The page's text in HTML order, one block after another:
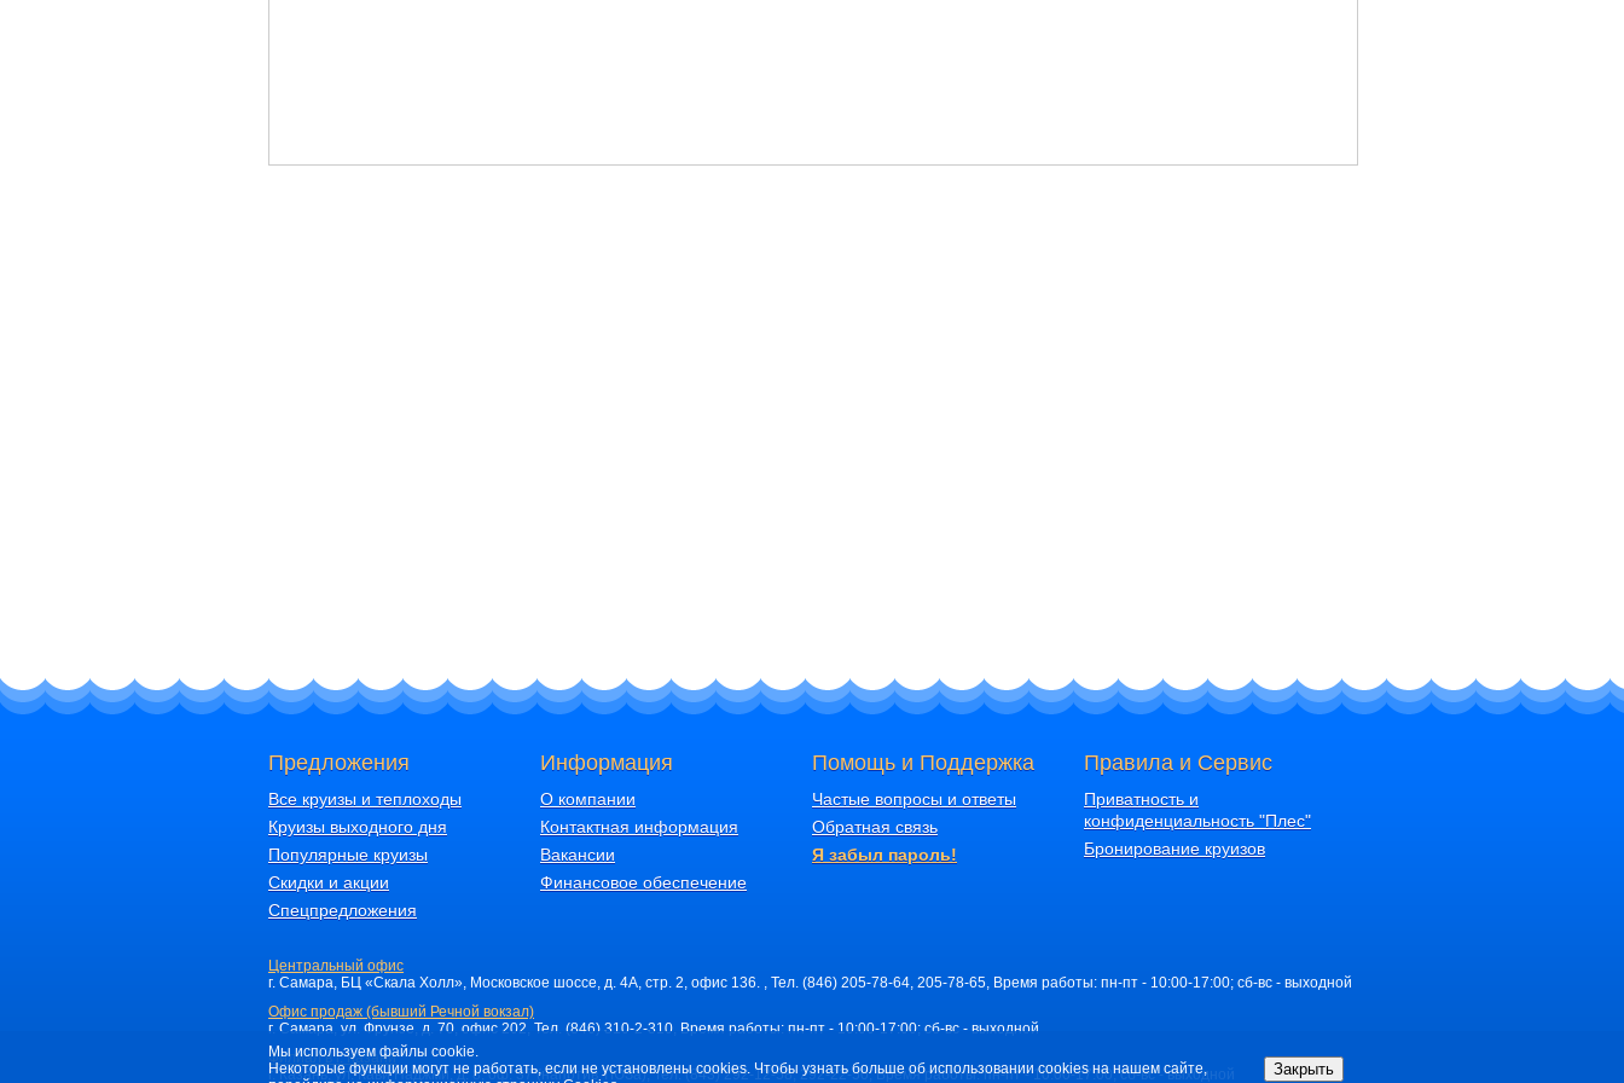
Предложения
Все круизы и теплоходы
Круизы выходного дня
Популярные круизы
Скидки и акции
Спецпредложения
Информация
О компании
Контактная информация
Вакансии
Финансовое обеспечение
Помощь и Поддержка
Частые вопросы и ответы
Обратная связь
Я забыл пароль!
Правила и Сервис
Приватность и
конфиденциальность "Плес"
Бронирование круизов
Центральный офис
г. Самара, БЦ «Скала Холл», Московское шоссе, д. 4А, стр. 2, офис 136. , Тел. (846) 205-78-64, 205-78-65, Время работы: пн-пт - 10:00-17:00; сб-вс - выходной
Офис продаж (бывший Речной вокзал)
г. Самара, ул. Фрунзе, д. 70, офис 202, Тел. (846) 310-2-310, Время работы: пн-пт - 10:00-17:00; сб-вс - выходной
Филиал в г. Казани
г. Казань, ул. Кави Наджми, д. 8, оф. 37 (напртив ТЮЗа), Тел. (843) 292-12-58, 292-22-50, Время работы: пн-пт - 10:00-17:00; сб-вс - выходной
Мы используем файлы cookie.
Некоторые функции могут не работать, если не установлены cookies. Чтобы узнать больше об использовании cookies на нашем сайте,
Закрыть